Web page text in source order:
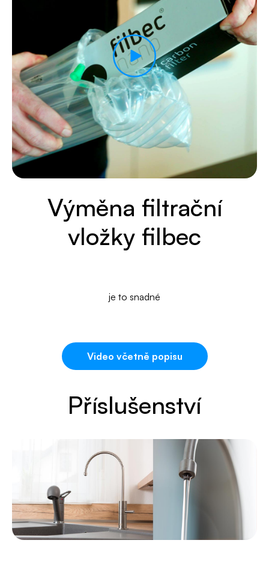
Výměna filtrační
vložky filbec
je to snadné
Video včetně popisu
Příslušenství